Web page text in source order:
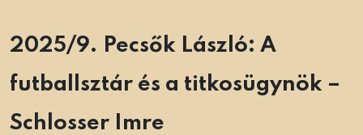
2025/9. Pecsők László: A
futballsztár és a titkosügynök –
Schlosser Imre